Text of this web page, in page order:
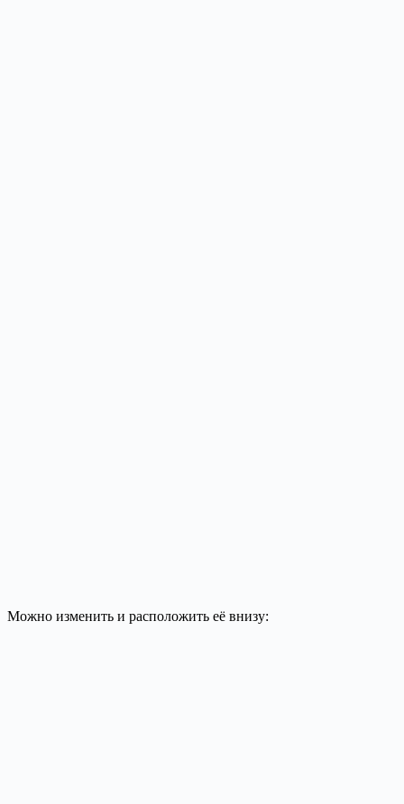
Можно изменить и расположить её внизу: